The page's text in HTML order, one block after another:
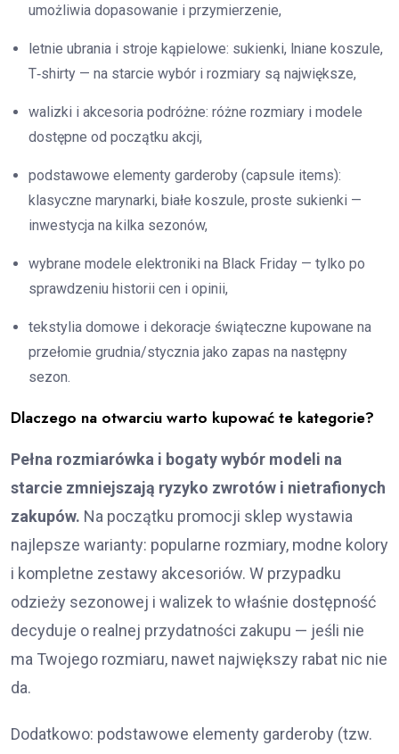
umożliwia dopasowanie i przymierzenie,
letnie ubrania i stroje kąpielowe: sukienki, lniane koszule,
T‑shirty — na starcie wybór i rozmiary są największe,
walizki i akcesoria podróżne: różne rozmiary i modele
dostępne od początku akcji,
podstawowe elementy garderoby (capsule items):
klasyczne marynarki, białe koszule, proste sukienki —
inwestycja na kilka sezonów,
wybrane modele elektroniki na Black Friday — tylko po
sprawdzeniu historii cen i opinii,
tekstylia domowe i dekoracje świąteczne kupowane na
przełomie grudnia/stycznia jako zapas na następny
sezon.
Dlaczego na otwarciu warto kupować te kategorie?
Pełna rozmiarówka i bogaty wybór modeli na
starcie zmniejszają ryzyko zwrotów i nietrafionych
zakupów. Na początku promocji sklep wystawia
najlepsze warianty: popularne rozmiary, modne kolory
i kompletne zestawy akcesoriów. W przypadku
odzieży sezonowej i walizek to właśnie dostępność
decyduje o realnej przydatności zakupu — jeśli nie
ma Twojego rozmiaru, nawet największy rabat nic nie
da.
Dodatkowo: podstawowe elementy garderoby (tzw.